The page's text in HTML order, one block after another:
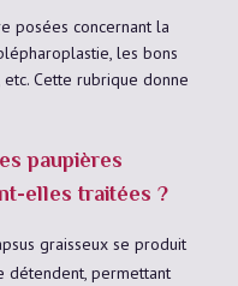
posées concernant la
les bons
etc. Cette rubrique donne
paupières
elles traitées ?
graisseux se produit
détendent, permettant